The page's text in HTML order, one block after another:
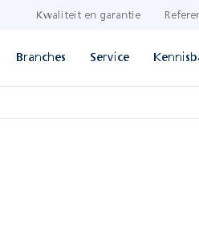
Kwaliteit en garantie
Branches Service